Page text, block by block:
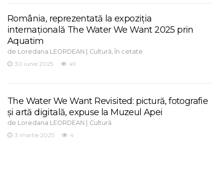
România, reprezentată la expoziția
internațională The Water We Want 2025 prin
Aquatim
de Loredana LEORDEAN | Cultură În cetate
30 iunie 2025
49
The Water We Want Revisited: pictură, fotografie
și artă digitală, expuse la Muzeul Apei
de Loredana LEORDEAN | Cultură
3 martie 2025
4